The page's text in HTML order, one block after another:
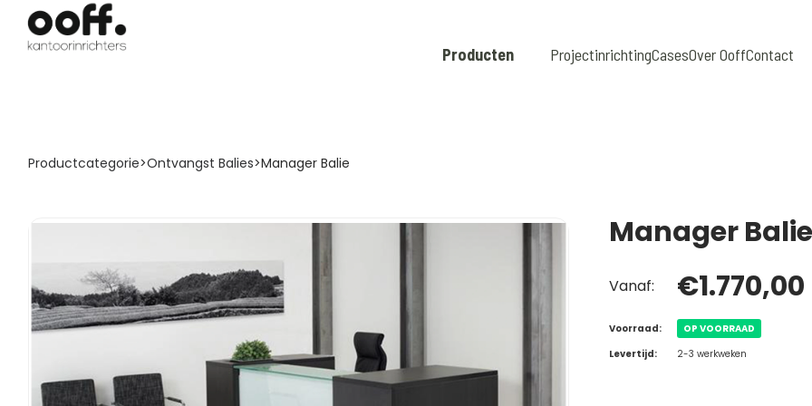
Producten ProjectinrichtingCasesOver OoffContact
Productcategorie>Ontvangst Balies>Manager Balie
Manager Balie
Vanaf: €1.770,00
Voorraad:
OP VOORRAAD
Levertijd:
2-3 werkweken